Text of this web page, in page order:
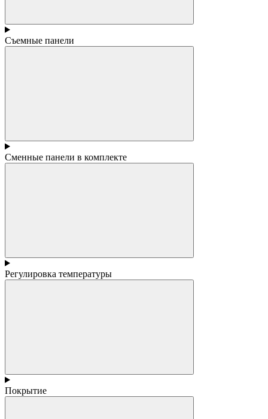
Съемные панели
Сменные панели в комплекте
Регулировка температуры
Покрытие